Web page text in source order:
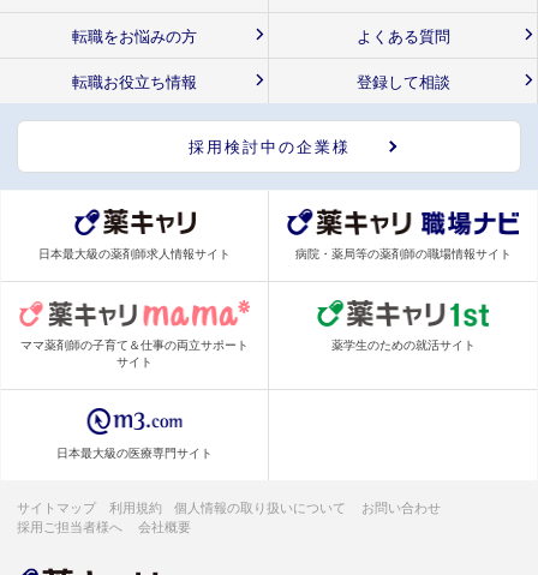
転職をお悩みの方 よくある質問
転職お役立ち情報 登録して相談
採用検討中の企業様
日本最大級の薬剤師求人情報サイト 病院・薬局等の薬剤師の職場情報サイト
ママ薬剤師の子育て＆仕事の両立サポート
サイト
薬学生のための就活サイト
日本最大級の医療専門サイト
サイトマップ 利用規約 個人情報の取り扱いについて
お問い合わせ
採用ご担当者様へ
会社概要